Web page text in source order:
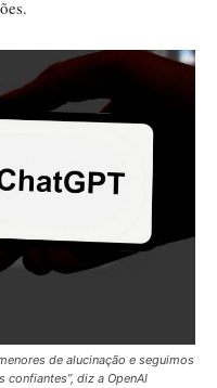
de alucinação e seguimos
diz a OpenAI